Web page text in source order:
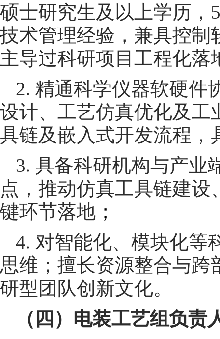
硕士研究生及以上学历，
技术管理经验，兼具控制
主导过科研项目工程化落
2. 精通科学仪器软硬件
设计、工艺仿真优化及工
具链及嵌入式开发流程，
3. 具备科研机构与产业
点，推动仿真工具链建
键环节落地 ；
4. 对智能化、模块化等
思维；擅长资源整合与跨
研型团队创新文化。
（四）电装工艺组负责